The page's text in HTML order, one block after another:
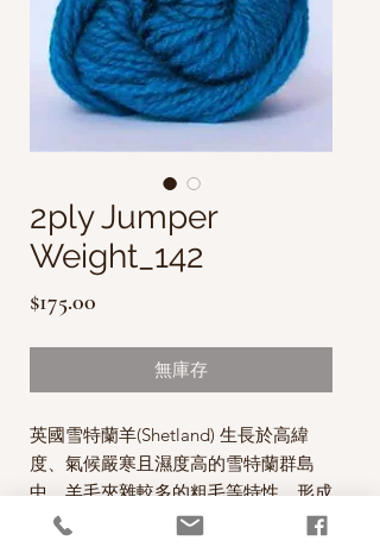
2ply Jumper
Weight_142
$175.00
無庫存
英國雪特蘭羊(Shetland) 生長於高緯
度、氣候嚴寒且濕度高的雪特蘭群島
中，羊毛夾雜較多的粗毛等特性，形成
了雪特蘭羊毛特有的豐滿、蓬鬆且粗獷